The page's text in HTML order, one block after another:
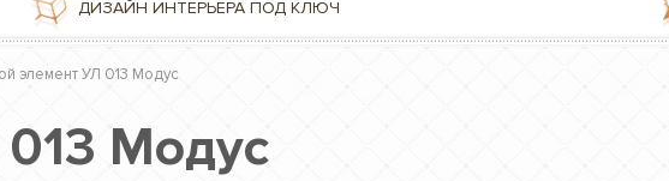
ДИЗАЙН ИНТЕРЬЕРА ПОД КЛЮЧ
элемент УЛ 013 Модус
Модус